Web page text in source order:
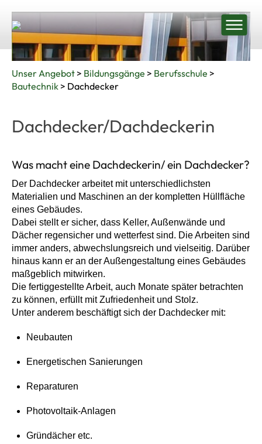
Unser Angebot > Bildungsgänge > Berufsschule >
Bautechnik > Dachdecker
Dachdecker/Dachdeckerin
Was macht eine Dachdeckerin/ ein Dachdecker?
Der Dachdecker arbeitet mit unterschiedlichsten
Materialien und Maschinen an der kompletten Hüllfläche
eines Gebäudes.
Dabei stellt er sicher, dass Keller, Außenwände und
Dächer regensicher und wetterfest sind. Die Arbeiten sind
immer anders, abwechslungsreich und vielseitig. Darüber
hinaus kann er an der Außengestaltung eines Gebäudes
maßgeblich mitwirken.
Die fertiggestellte Arbeit, auch Monate später betrachten
zu können, erfüllt mit Zufriedenheit und Stolz.
Unter anderem beschäftigt sich der Dachdecker mit:
Neubauten
Energetischen Sanierungen
Reparaturen
Photovoltaik-Anlagen
Gründächer etc.